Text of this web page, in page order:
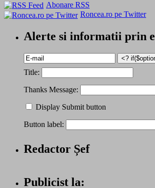
Abonare RSS
Roncea.ro pe Twitter
Alerte si informatii prin
Title:
Thanks Message:
Display Submit button
Button label:
Redactor Șef
Publicist la: